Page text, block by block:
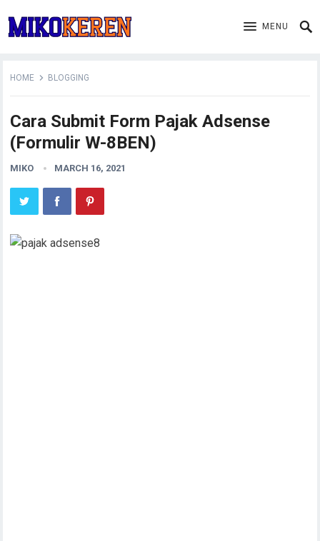
MENU
HOME BLOGGING
Cara Submit Form Pajak Adsense
(Formulir W-8BEN)
MIKO MARCH 16, 2021